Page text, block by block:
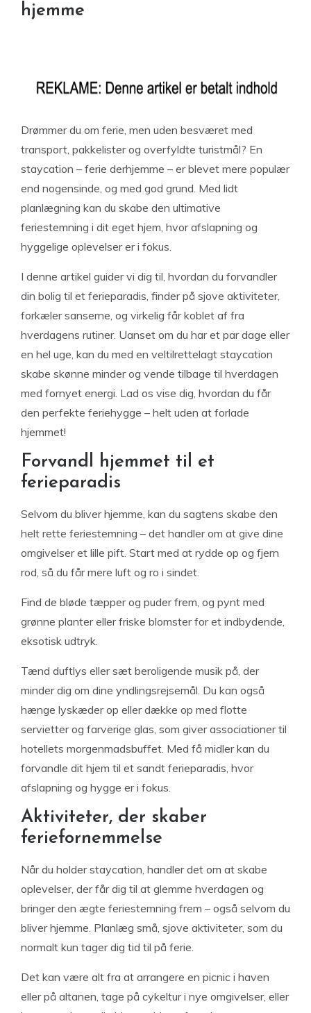
hjemme
Drømmer du om ferie, men uden besværet med
transport, pakkelister og overfyldte turistmål? En
staycation – ferie derhjemme – er blevet mere populær
end nogensinde, og med god grund. Med lidt
planlægning kan du skabe den ultimative
feriestemning i dit eget hjem, hvor afslapning og
hyggelige oplevelser er i fokus.
I denne artikel guider vi dig til, hvordan du forvandler
din bolig til et ferieparadis, finder på sjove aktiviteter,
forkæler sanserne, og virkelig får koblet af fra
hverdagens rutiner. Uanset om du har et par dage eller
en hel uge, kan du med en veltilrettelagt staycation
skabe skønne minder og vende tilbage til hverdagen
med fornyet energi. Lad os vise dig, hvordan du får
den perfekte feriehygge – helt uden at forlade
hjemmet!
Forvandl hjemmet til et
ferieparadis
Selvom du bliver hjemme, kan du sagtens skabe den
helt rette feriestemning – det handler om at give dine
omgivelser et lille pift. Start med at rydde op og fjern
rod, så du får mere luft og ro i sindet.
Find de bløde tæpper og puder frem, og pynt med
grønne planter eller friske blomster for et indbydende,
eksotisk udtryk.
Tænd duftlys eller sæt beroligende musik på, der
minder dig om dine yndlingsrejsemål. Du kan også
hænge lyskæder op eller dække op med flotte
servietter og farverige glas, som giver associationer til
hotellets morgenmadsbuffet. Med få midler kan du
forvandle dit hjem til et sandt ferieparadis, hvor
afslapning og hygge er i fokus.
Aktiviteter, der skaber
feriefornemmelse
Når du holder staycation, handler det om at skabe
oplevelser, der får dig til at glemme hverdagen og
bringer den ægte feriestemning frem – også selvom du
bliver hjemme. Planlæg små, sjove aktiviteter, som du
normalt kun tager dig tid til på ferie.
Det kan være alt fra at arrangere en picnic i haven
eller på altanen, tage på cykeltur i nye omgivelser, eller